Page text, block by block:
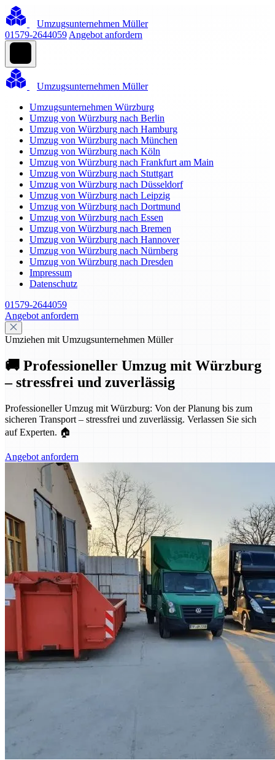
Umzugsunternehmen Müller
01579-2644059 Angebot anfordern
Umzugsunternehmen Müller
Umzugsunternehmen Würzburg
Umzug von Würzburg nach Berlin
Umzug von Würzburg nach Hamburg
Umzug von Würzburg nach München
Umzug von Würzburg nach Köln
Umzug von Würzburg nach Frankfurt am Main
Umzug von Würzburg nach Stuttgart
Umzug von Würzburg nach Düsseldorf
Umzug von Würzburg nach Leipzig
Umzug von Würzburg nach Dortmund
Umzug von Würzburg nach Essen
Umzug von Würzburg nach Bremen
Umzug von Würzburg nach Hannover
Umzug von Würzburg nach Nürnberg
Umzug von Würzburg nach Dresden
Impressum
Datenschutz
01579-2644059
Angebot anfordern
Umziehen mit Umzugsunternehmen Müller
🚚 Professioneller Umzug mit Würzburg
– stressfrei und zuverlässig
Professioneller Umzug mit Würzburg: Von der Planung bis zum
sicheren Transport – stressfrei und zuverlässig. Verlassen Sie sich
auf Experten. 🏠
Angebot anfordern